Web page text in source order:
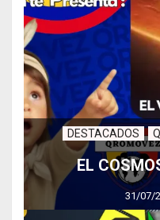
DESTACADOS
EL
31/07/